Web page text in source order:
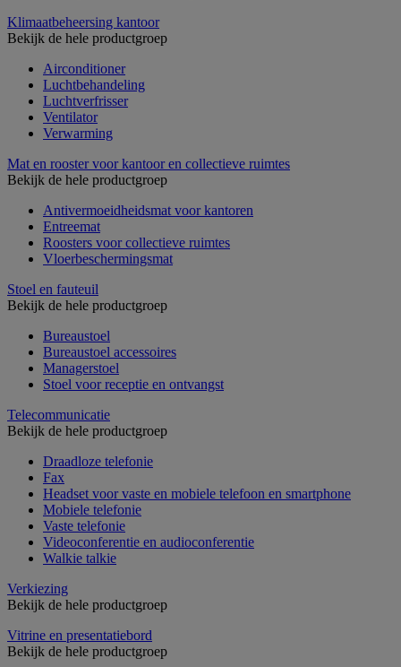
Klimaatbeheersing kantoor
Bekijk de hele productgroep
Airconditioner
Luchtbehandeling
Luchtverfrisser
Ventilator
Verwarming
Mat en rooster voor kantoor en collectieve ruimtes
Bekijk de hele productgroep
Antivermoeidheidsmat voor kantoren
Entreemat
Roosters voor collectieve ruimtes
Vloerbeschermingsmat
Stoel en fauteuil
Bekijk de hele productgroep
Bureaustoel
Bureaustoel accessoires
Managerstoel
Stoel voor receptie en ontvangst
Telecommunicatie
Bekijk de hele productgroep
Draadloze telefonie
Fax
Headset voor vaste en mobiele telefoon en smartphone
Mobiele telefonie
Vaste telefonie
Videoconferentie en audioconferentie
Walkie talkie
Verkiezing
Bekijk de hele productgroep
Vitrine en presentatiebord
Bekijk de hele productgroep